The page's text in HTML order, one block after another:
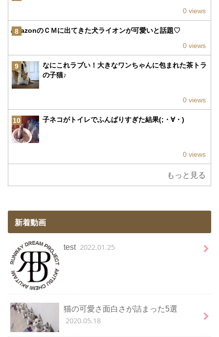
0 views
8
amazonのＣＭに出てきた犬ライオンが可愛いと話題♡
0 views
9
なにこれラブい！大きなワンちゃんに包まれた茶トラ
の子猫♪
0 views
10 子ネコがトイレでふんばりすぎた結果(;・∀・)
0 views
もっと見る
新着動画
test 2022.01.25
猫の可愛さ面白さが詰まった5選
2020.05.18